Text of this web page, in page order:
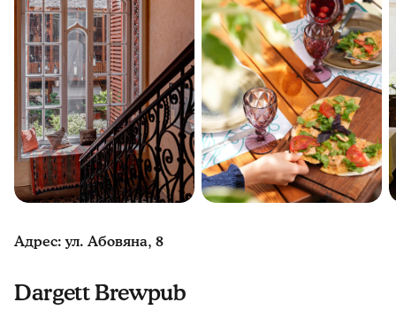
Адрес: ул. Абовяна, 8
Dargett Brewpub